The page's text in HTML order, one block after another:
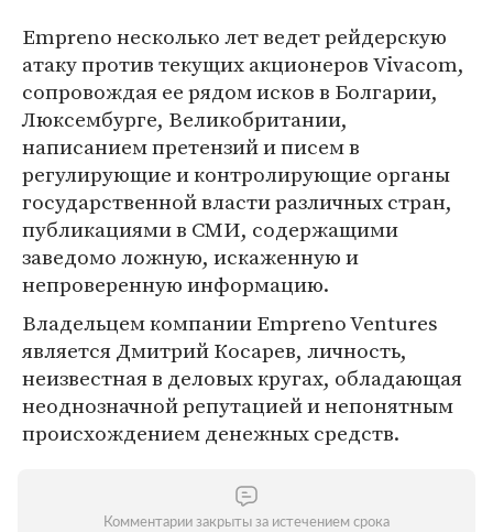
Empreno несколько лет ведет рейдерскую
атаку против текущих акционеров Vivacom,
сопровождая ее рядом исков в Болгарии,
Люксембурге, Великобритании,
написанием претензий и писем в
регулирующие и контролирующие органы
государственной власти различных стран,
публикациями в СМИ, содержащими
заведомо ложную, искаженную и
непроверенную информацию.
Владельцем компании Empreno Ventures
является Дмитрий Косарев, личность,
неизвестная в деловых кругах, обладающая
неоднозначной репутацией и непонятным
происхождением денежных средств.
Комментарии закрыты за истечением срока